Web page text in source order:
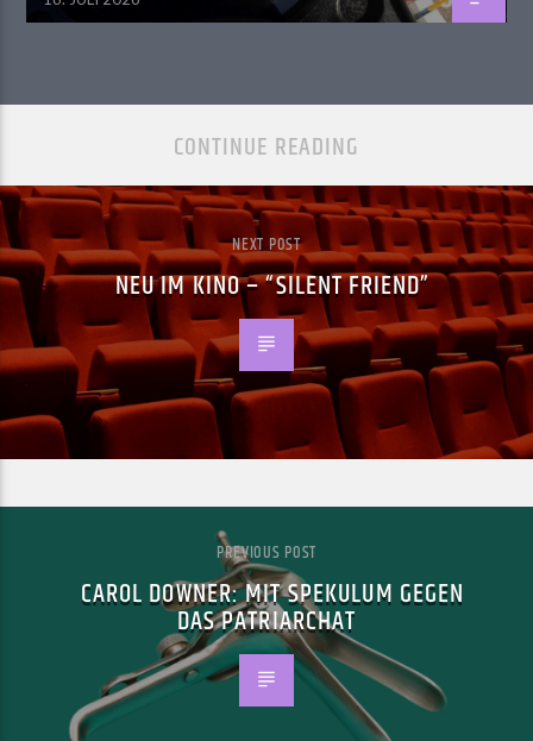
CONTINUE READING
NEXT POST
NEU IM KINO – “SILENT FRIEND”
PREVIOUS POST
CAROL DOWNER: MIT SPEKULUM GEGEN
DAS PATRIARCHAT